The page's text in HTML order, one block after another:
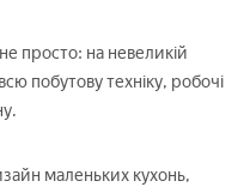
просто: на невеликій
побутову техніку, робочі
маленьких кухонь,